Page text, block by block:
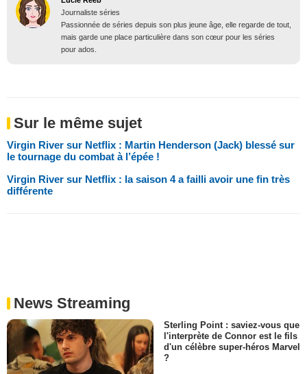
Journaliste séries
Passionnée de séries depuis son plus jeune âge, elle regarde de tout,
mais garde une place particulière dans son cœur pour les séries
pour ados.
Sur le même sujet
Virgin River sur Netflix : Martin Henderson (Jack) blessé sur
le tournage du combat à l’épée !
Virgin River sur Netflix : la saison 4 a failli avoir une fin très
différente
News Streaming
Sterling Point : saviez-vous que
l'interprète de Connor est le fils
d'un célèbre super-héros Marvel
?